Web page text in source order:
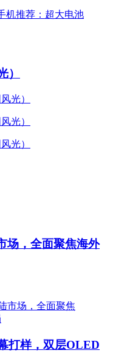
）
场，全面聚焦海外
打样，双层OLED